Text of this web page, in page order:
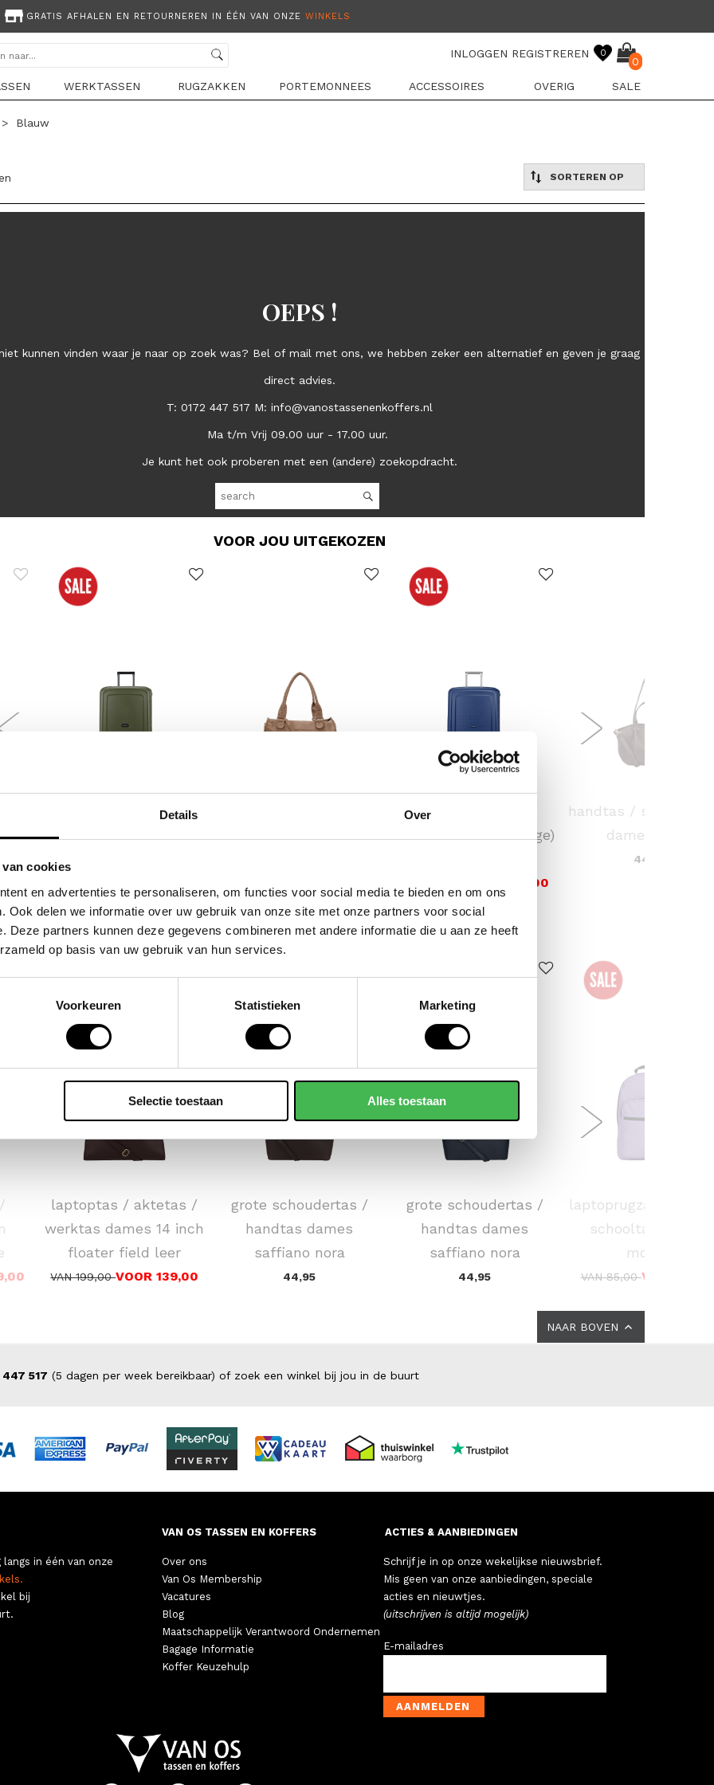
Details Over
cookies
en advertenties te personaliseren, om functies voor social media te bieden en om ons
Ook delen we informatie over uw gebruik van onze site met onze partners voor social
Deze partners kunnen deze gegevens combineren met andere informatie die u aan ze heeft
op basis van uw gebruik van hun services.
Voorkeuren Statistieken Marketing
Selectie toestaan Alles toestaan
GRATIS AFHALEN EN RETOURNEREN IN ÉÉN VAN ONZE WINKELS
INLOGGEN REGISTREREN 0
0
WERKTASSEN RUGZAKKEN PORTEMONNEES ACCESSOIRES OVERIG SALE
> Blauw
SORTEREN OP
OEPS !
kunnen vinden waar je naar op zoek was? Bel of mail met ons, we hebben zeker een alternatief en geven je graag
direct advies.
T: 0172 447 517 M: info@vanostassenenkoffers.nl
Ma t/m Vrij 09.00 uur - 17.00 uur.
Je kunt het ook proberen met een (andere) zoekopdracht.
VOOR JOU UITGEKOZEN
koffer / trolley /
reiskoffer 75 cm (large)
koffer / trolley /
reiskoffer 75 cm (large)
VOOR 159,00
handtas / schouder
dames laren
44,95
POPULAIRE EN BEST VERKOCHT
laptoptas / aktetas /
werktas dames 14 inch
floater field leer
VAN 199,00VOOR 139,00
grote schoudertas /
handtas dames
saffiano nora
44,95
grote schoudertas /
handtas dames
saffiano nora
44,95
laptoprugzak /
schooltas 15 inch
morius
VAN 85,00VOOR
NAAR BOVEN
447 517 (5 dagen per week bereikbaar) of zoek een winkel bij jou in de buurt
langs in één van onze
bij
VAN OS TASSEN EN KOFFERS
Over ons
Van Os Membership
Vacatures
Blog
Maatschappelijk Verantwoord Ondernemen
Bagage Informatie
Koffer Keuzehulp
ACTIES & AANBIEDINGEN
Schrijf je in op onze wekelijkse nieuwsbrief.
Mis geen van onze aanbiedingen, speciale
acties en nieuwtjes.
(uitschrijven is altijd mogelijk)
E-mailadres
AANMELDEN